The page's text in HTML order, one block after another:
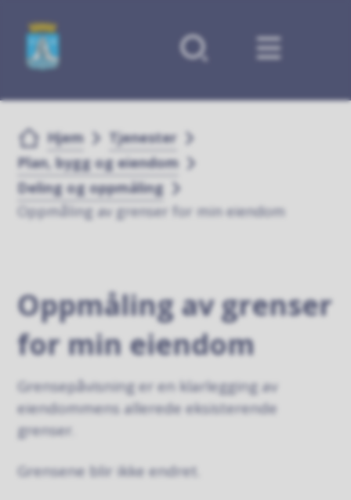
Forsiden
Du er her:
Hjem
Tjenester
Plan, bygg og eiendom
Deling og oppmåling
Oppmåling av grenser for min eiendom
Oppmåling av grenser
for min eiendom
Grensepåvisning er en klarlegging av
eiendommens allerede eksisterende
grenser.
Grensene blir ikke endret.